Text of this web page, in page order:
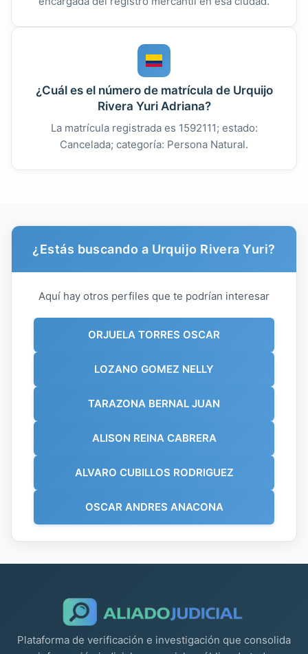
¿Cuál es el número de matrícula de Urquijo
Rivera Yuri Adriana?
La matrícula registrada es 1592111; estado:
Cancelada; categoría: Persona Natural.
¿Estás buscando a Urquijo Rivera Yuri?
Aquí hay otros perfiles que te podrían interesar
ORJUELA TORRES OSCAR
LOZANO GOMEZ NELLY
TARAZONA BERNAL JUAN
ALISON REINA CABRERA
ALVARO CUBILLOS RODRIGUEZ
OSCAR ANDRES ANACONA
Plataforma de verificación e investigación que consolida